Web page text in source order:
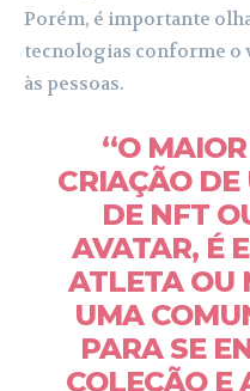
Porém, é importante
tecnologias conforme o
às pessoas.
“O
CRIAÇÃO
DE NFT
AVATAR, É
ATLETA OU
UMA
PARA SE
COLEÇÃO E